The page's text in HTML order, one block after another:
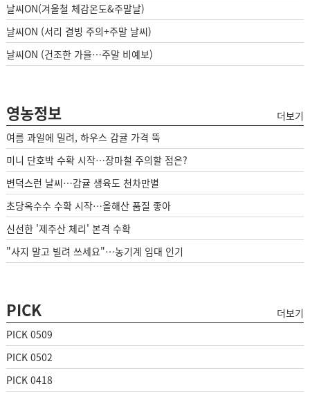
날씨ON(겨울철 체감온도&주말날)
날씨ON (서리 결빙 주의+주말 날씨)
날씨ON (건조한 가을…주말 비예보)
영농정보
더보기
여름 과일에 밀려, 하우스 감귤 가격 뚝
미니 단호박 수확 시작…장마철 주의할 점은?
변덕스런 날씨…감귤 생육도 천차만별
초당옥수수 수확 시작…올해산 품질 좋아
신선한 '제주산 체리' 본격 수확
"사지 말고 빌려 쓰세요"…농기계 임대 인기
PICK
더보기
PICK 0509
PICK 0502
PICK 0418